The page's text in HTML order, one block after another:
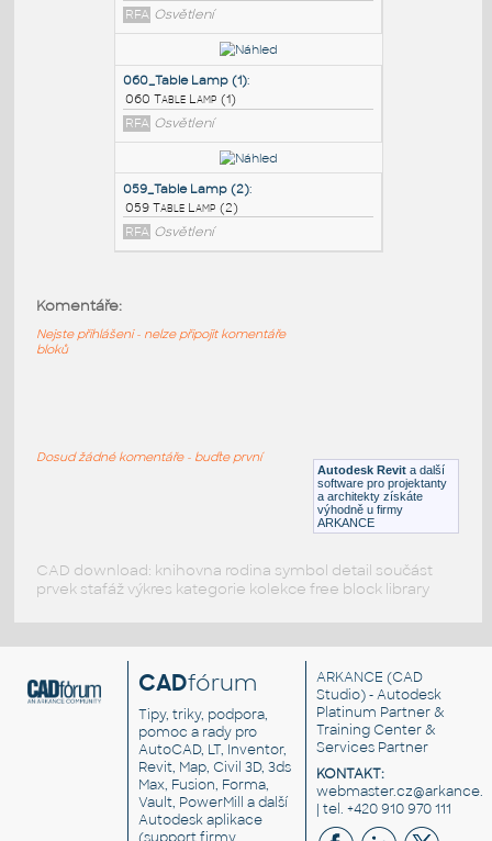
lampa:
DWG Osvětlení
074_Floor Lamp (8)
074 Floor Lamp (8)
RFA Osvětlení
RFA Osvětlení
Autodesk Revit a další
software pro projektanty
a architekty získáte
výhodně u firmy
ARKANCE
Komentáře:
Nejste přihlášeni - nelze připojit komentáře
bloků
Dosud žádné komentáře - buďte první
CAD download: knihovna rodina symbol detail součást
prvek stafáž výkres kategorie kolekce free block library
CADfórum
Tipy, triky, podpora,
pomoc a rady pro
AutoCAD, LT, Inventor,
Revit, Map, Civil 3D, 3ds
Max, Fusion, Forma,
Vault, PowerMill a další
Autodesk aplikace
ARKANCE (CAD
Studio) - Autodesk
Platinum Partner &
Training Center &
Services Partner
KONTAKT:
| tel. +420 910 970 111